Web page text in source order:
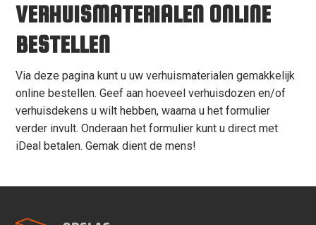
VERHUISMATERIALEN ONLINE
BESTELLEN
Via deze pagina kunt u uw verhuismaterialen gemakkelijk
online bestellen. Geef aan hoeveel verhuisdozen en/of
verhuisdekens u wilt hebben, waarna u het formulier
verder invult. Onderaan het formulier kunt u direct met
iDeal betalen. Gemak dient de mens!